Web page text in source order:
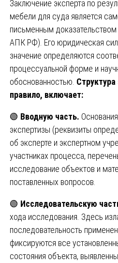
Заключение эксперта по
мебели для суда является
письменным
АПК РФ). Его юридическая
значение определяются
процессуальной форме и
обоснованностью.
правило, включает:
🟢 Вводную часть.
экспертизы (реквизиты
об эксперте и экспертном
участниках процесса,
исследование объектов и
поставленных вопросов.
🟢 Исследовательскую
хода исследования. Здесь
последовательность
фиксируются все
состояния объекта,